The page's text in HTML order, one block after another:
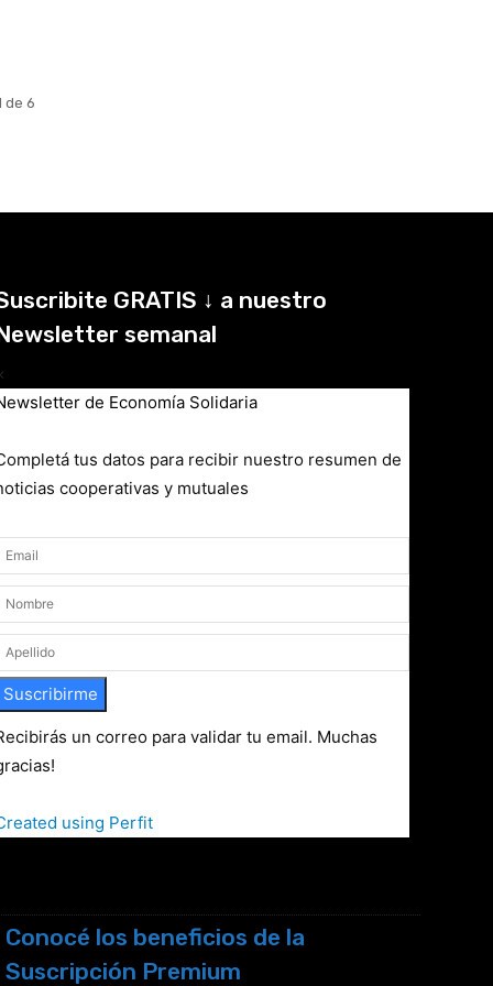
de 6
GRATIS ↓ a nuestro
semanal
de Economía Solidaria
tus datos para recibir nuestro resumen de
cooperativas y mutuales
Suscribirme
un correo para validar tu email. Muchas
using Perfit
Conocé los beneficios de la
Suscripción Premium